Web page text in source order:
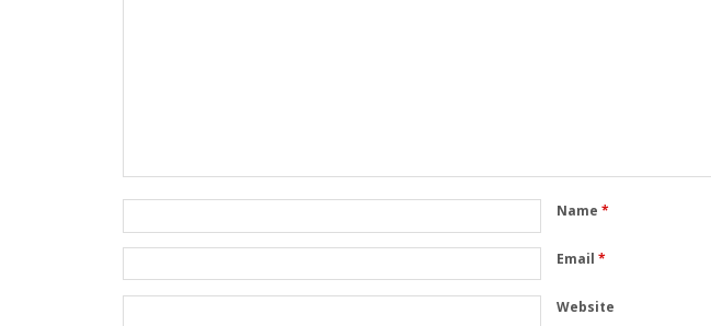
Name *
Email *
Website